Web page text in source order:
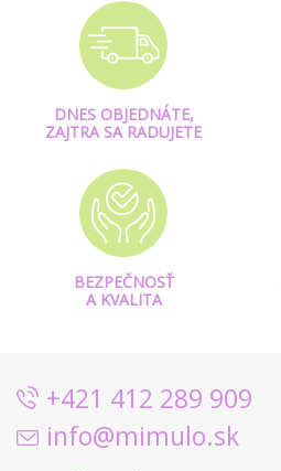
DNES OBJEDNÁTE,
ZAJTRA SA RADUJETE
BEZPEČNOSŤ
A KVALITA
+421 412 289 909
info@mimulo.sk